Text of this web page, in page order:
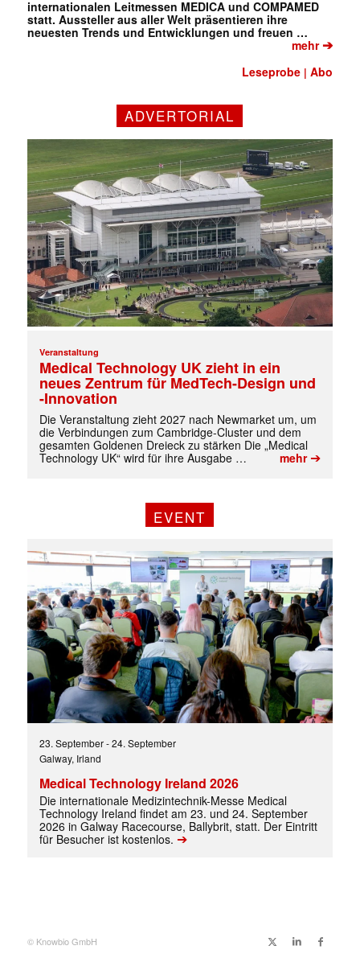
internationalen Leitmessen MEDICA und COMPAMED
statt. Aussteller aus aller Welt präsentieren ihre
neuesten Trends und Entwicklungen und freuen …
mehr➔
Leseprobe |Abo
ADVERTORIAL
Veranstaltung
Medical Technology UK zieht in ein
neues Zentrum für MedTech-Design und
-Innovation
Die Veranstaltung zieht 2027 nach Newmarket um, um
die Verbindungen zum Cambridge-Cluster und dem
gesamten Goldenen Dreieck zu stärken Die „Medical
Technology UK“ wird für ihre Ausgabe …
mehr➔
EVENT
23. September-24. September
Galway, Irland
Medical Technology Ireland 2026
Die internationale Medizintechnik-Messe Medical
Technology Ireland findet am 23. und 24. September
2026 in Galway Racecourse, Ballybrit, statt. Der Eintritt
für Besucher ist kostenlos. ➔
© Knowbio GmbH